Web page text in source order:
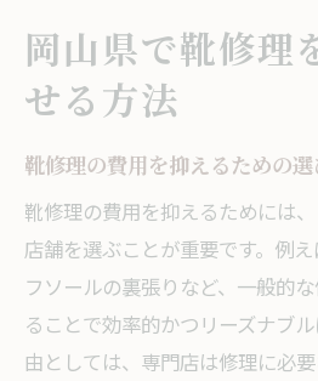
岡山県で靴修理
せる方法
靴修理の費用を抑えるための
靴修理の費用を抑えるためには
店舗を選ぶことが重要です。例
フソールの裏張りなど、一般的
ることで効率的かつリーズナブ
由としては、専門店は修理に必